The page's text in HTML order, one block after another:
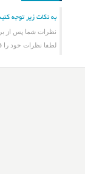
به نکات زیر توجه
نظرات شما پس از
لطفا نظرات خود را